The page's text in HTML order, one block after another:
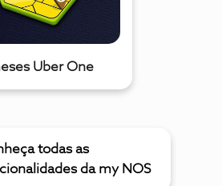
Uber One
todas as
da my NOS